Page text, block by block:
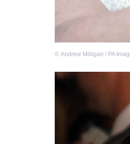
© Andrew Milligan / PA